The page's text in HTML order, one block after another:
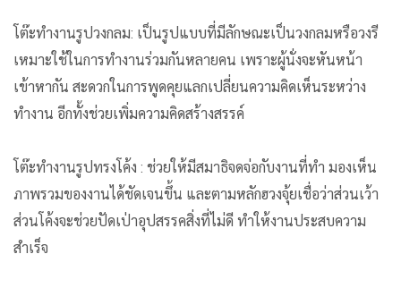
โต๊ะทำงานรูปวงกลม: เป็นรูปแบบที่มีลักษณะเป็นวงกลมหรือวงรี
เหมาะใช้ในการทำงานร่วมกันหลายคน เพราะผู้นั่งจะหันหน้า
เข้าหากัน สะดวกในการพูดคุยแลกเปลี่ยนความคิดเห็นระหว่าง
ทำงาน อีกทั้งช่วยเพิ่มความคิดสร้างสรรค์
โต๊ะทำงานรูปทรงโค้ง : ช่วยให้มีสมาธิจดจ่อกับงานที่ทำ มองเห็น
ภาพรวมของงานได้ชัดเจนขึ้น และตามหลักฮวงจุ้ยเชื่อว่าส่วนเว้า
ส่วนโค้งจะช่วยปัดเป่าอุปสรรคสิ่งที่ไม่ดี ทำให้งานประสบความ
สำเร็จ